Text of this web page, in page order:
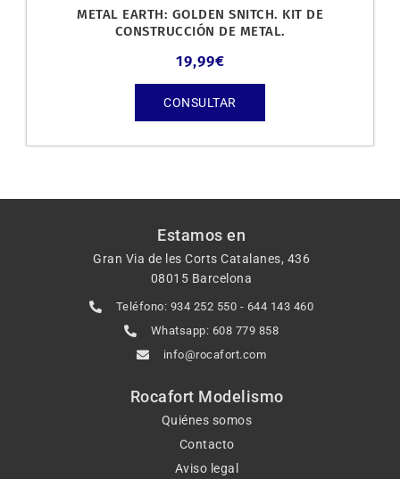
METAL EARTH: GOLDEN SNITCH. KIT DE
CONSTRUCCIÓN DE METAL.
19,99€
CONSULTAR
Estamos en
Gran Via de les Corts Catalanes, 436
08015 Barcelona
Teléfono: 934 252 550 - 644 143 460
Whatsapp: 608 779 858
info@rocafort.com
Rocafort Modelismo
Quiénes somos
Contacto
Aviso legal